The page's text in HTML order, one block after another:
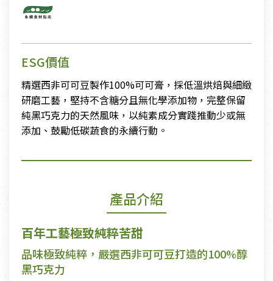
ESG價值
精選西非可可豆製作100%可可膏，採低溫烘焙與細緻
研磨工藝，堅持不含糖分且無化學添加物，完整保留
純黑巧克力的天然風味，以純素成分實踐推動少或無
添加、鼓勵低碳蔬食的永續行動。
產品介紹
百年工藝極致純粹苦甜
品味極致純粹，嚴選西非可可豆打造的100%醇
黑巧克力